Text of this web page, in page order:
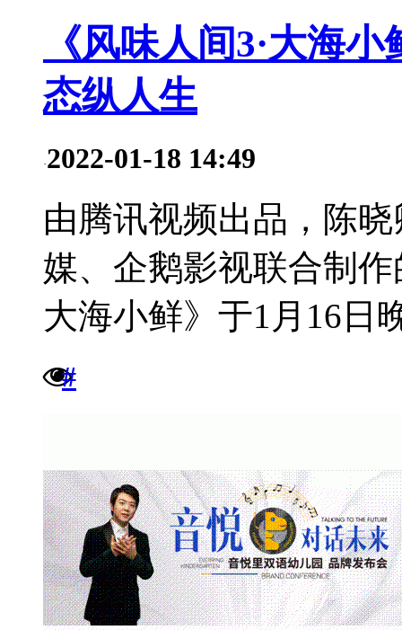
《风味人间3·大海
态纵人生
·2022-01-18 14:49
由腾讯视频出品，陈
媒、企鹅影视联合制
大海小鲜》于1月16日
#